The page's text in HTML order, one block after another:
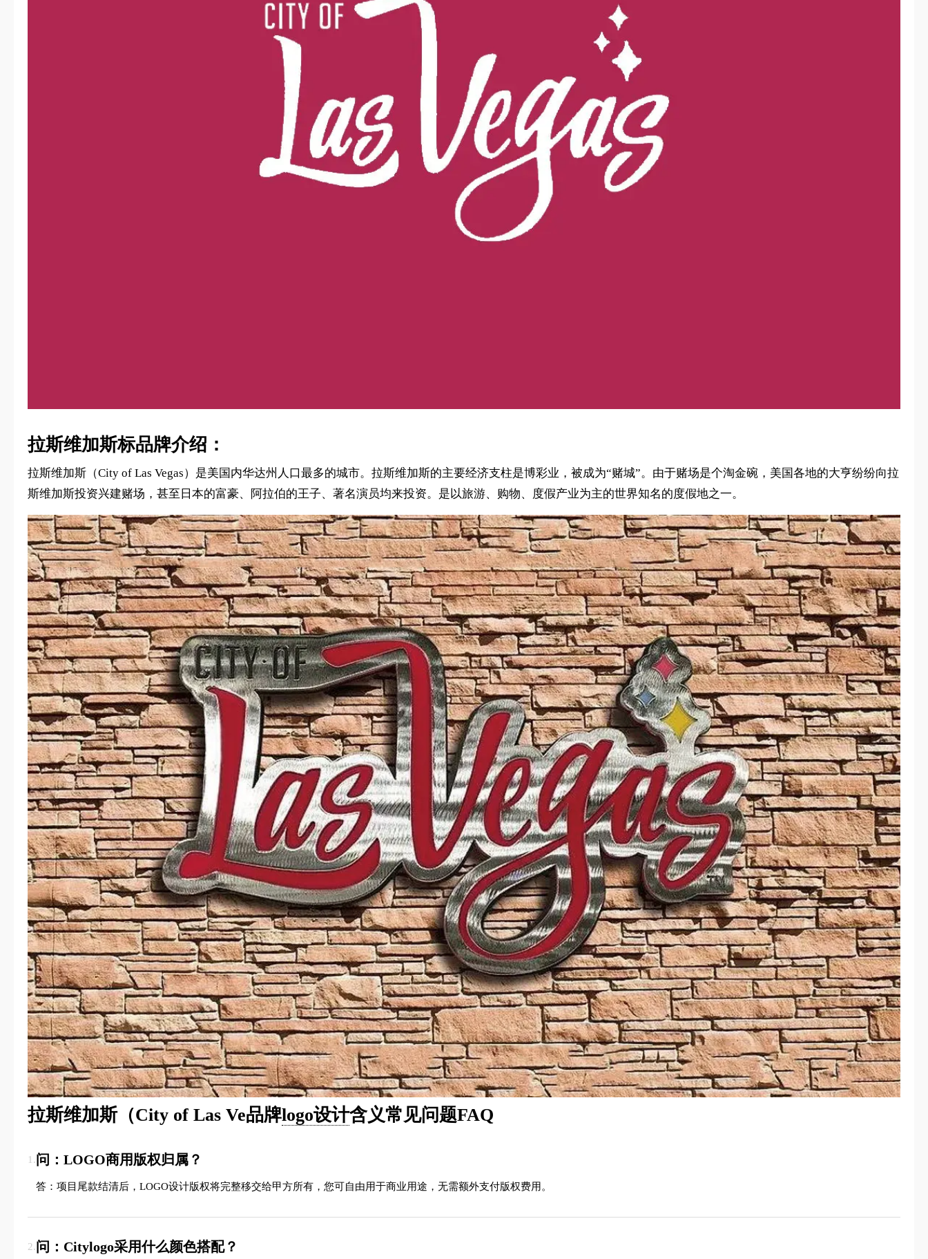
拉斯维加斯标品牌介绍：
拉斯维加斯（City of Las Vegas）是美国内华达州人口最多的城市。拉斯维加斯的主要经济支柱是博彩业，被成为“赌城”。由于赌场是个淘金碗，美国各地的大亨纷纷向拉
斯维加斯投资兴建赌场，甚至日本的富豪、阿拉伯的王子、著名演员均来投资。是以旅游、购物、度假产业为主的世界知名的度假地之一。
拉斯维加斯（City of Las Ve品牌logo设计含义常见问题FAQ
1.问：LOGO商用版权归属？
答：项目尾款结清后，LOGO设计版权将完整移交给甲方所有，您可自由用于商业用途，无需额外支付版权费用。
2.问：Citylogo采用什么颜色搭配？